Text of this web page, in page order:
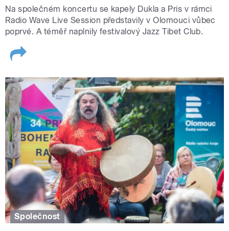
Na společném koncertu se kapely Dukla a Pris v rámci
Radio Wave Live Session představily v Olomouci vůbec
poprvé. A téměř naplnily festivalový Jazz Tibet Club.
Společnost